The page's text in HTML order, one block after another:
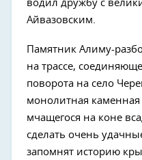
водил дружбу с
Айвазовским.
Памятник Алиму-
на трассе,
поворота на село
монолитная каменная
мчащегося на коне
сделать очень
запомнят историю